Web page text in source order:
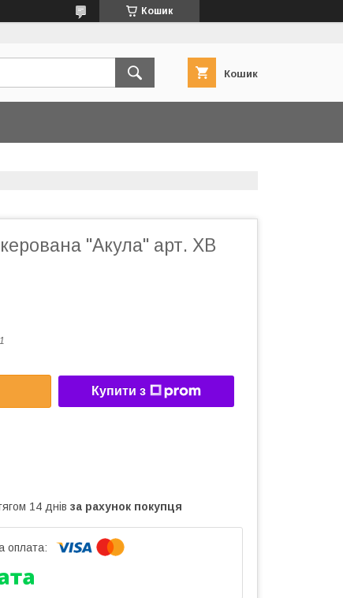
Кошик
Кошик
"Акула" арт. XB
Купити з
14 днів за рахунок покупця